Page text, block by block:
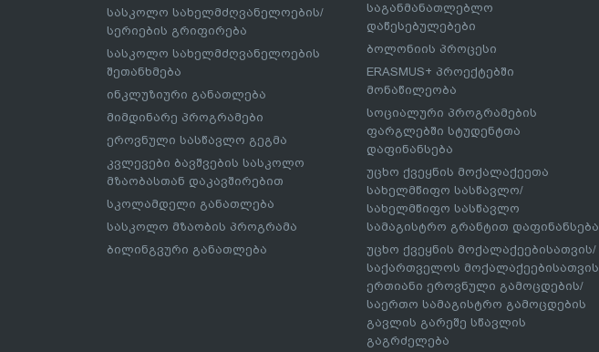
სასკოლო სახელმძღვანელოების/
სერიების გრიფირება
სასკოლო სახელმძღვანელოების
შეთანხმება
ინკლუზიური განათლება
მიმდინარე პროგრამები
ეროვნული სასწავლო გეგმა
კვლევები ბავშვების სასკოლო
მზაობასთან დაკავშირებით
სკოლამდელი განათლება
სასკოლო მზაობის პროგრამა
ბილინგვური განათლება
საგანმანათლებლო
დაწესებულებები
ბოლონიის პროცესი
ERASMUS+ პროექტებში
მონაწილეობა
სოციალური პროგრამების
ფარგლებში სტუდენტთა
დაფინანსება
უცხო ქვეყნის მოქალაქეეთა
სახელმწიფო სასწავლო/
სახელმწიფო სასწავლო
სამაგისტრო გრანტით დაფინანსება
უცხო ქვეყნის მოქალაქეებისათვის/
საქართველოს მოქალაქეებისათვის
ერთიანი ეროვნული გამოცდების/
საერთო სამაგისტრო გამოცდების
გავლის გარეშე სწავლის
გაგრძელება